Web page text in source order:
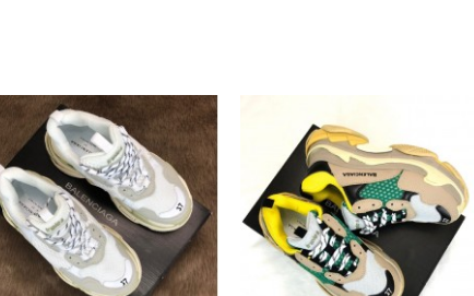
Balenciaga Ankle Booties
760,00TL
Balenciaga Ankle
deridir.Standart